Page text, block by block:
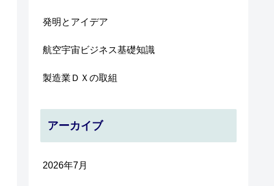
発明とアイデア
航空宇宙ビジネス基礎知識
製造業ＤＸの取組
アーカイブ
2026年7月